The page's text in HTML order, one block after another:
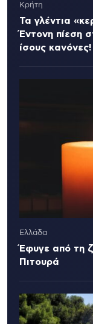
Κρήτη
Τα γλέντια
Έντονη πίεση
ίσους κανόνες!
Ελλάδα
Έφυγε από τη
Πιτουρά